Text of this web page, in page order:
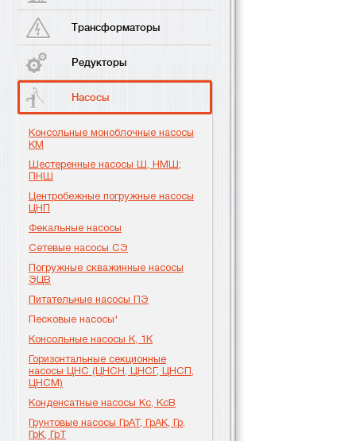
Трансформаторы
Редукторы
Насосы
Консольные моноблочные насосы
КМ
Шестеренные насосы Ш, НМШ;
ПНШ
Центробежные погружные насосы
ЦНП
Фекальные насосы
Сетевые насосы СЭ
Погружные скважинные насосы
ЭЦВ
Питательные насосы ПЭ
Песковые насосы'
Консольные насосы К, 1К
Горизонтальные секционные
насосы ЦНС (ЦНСН, ЦНСГ, ЦНСП,
ЦНСМ)
Конденсатные насосы Кс, КсВ
Грунтовые насосы ГрАТ, ГрАК, Гр,
ГрК, ГрТ